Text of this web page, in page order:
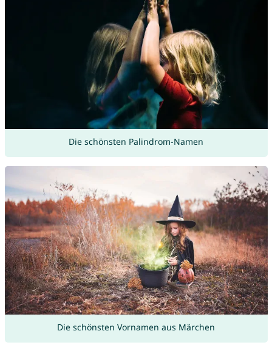
Die schönsten Palindrom-Namen
Die schönsten Vornamen aus Märchen